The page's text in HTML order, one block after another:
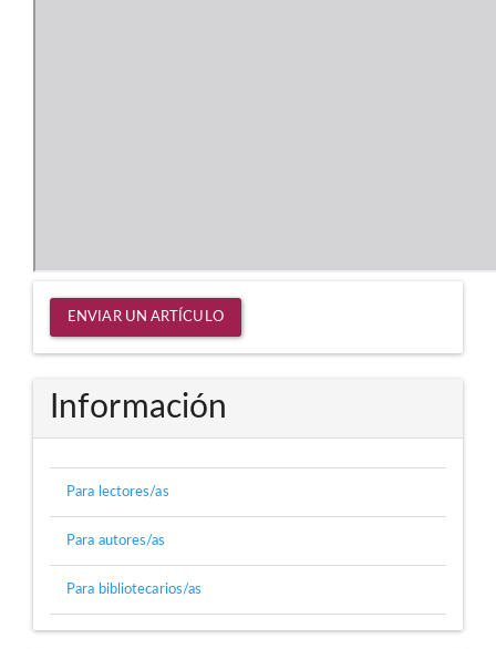
Enviar
un
ENVIAR UN ARTÍCULO
Información
Para lectores/as
Para autores/as
Para bibliotecarios/as